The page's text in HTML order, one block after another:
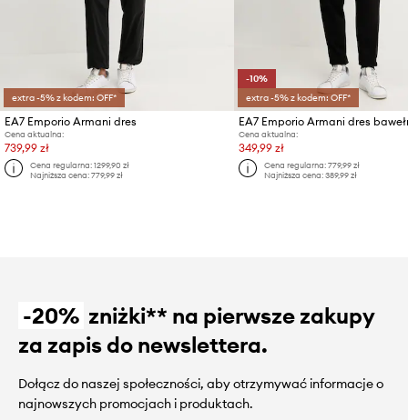
extra -5% z kodem: OFF*
EA7 Emporio Armani dres
Cena aktualna:
739,99 zł
Cena regularna:1299,90 zł
Najniższa cena:779,99 zł
-10%
extra -5% z kodem: OFF*
EA7 Emporio Armani dres
Cena aktualna:
349,99 zł
Cena regularna:779,99 zł
Najniższa cena:389,99 zł
-20% zniżki** na pierwsze zakupy
za zapis do newslettera.
Dołącz do naszej społeczności, aby otrzymywać informacje o
najnowszych promocjach i produktach.